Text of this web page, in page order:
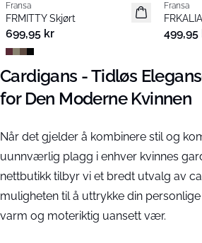
Nyhet
Fransa
FRMITTY Skjørt
699,95 kr
Nyhet
Fransa
499,95
Cardigans - Tidløs
for Den Moderne Kvinnen
Når det gjelder å kombinere stil og
uunnværlig plagg i enhver kvinnes
nettbutikk tilbyr vi et bredt utvalg av
muligheten til å uttrykke din
varm og moteriktig uansett vær.